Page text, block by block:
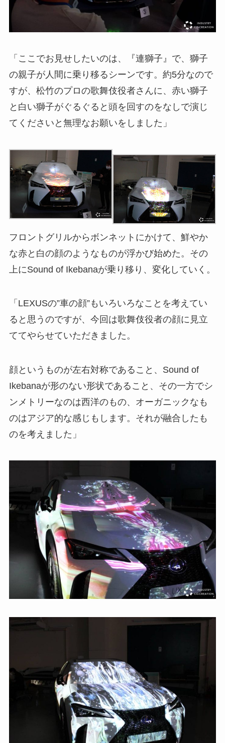
「ここでお見せしたいのは、『連獅子』で、獅子
の親子が人間に乗り移るシーンです。約5分なので
すが、松竹のプロの歌舞伎役者さんに、赤い獅子
と白い獅子がぐるぐると頭を回すのをなしで演じ
てくださいと無理なお願いをしました」
フロントグリルからボンネットにかけて、鮮やか
な赤と白の顔のようなものが浮かび始めた。その
上にSound of Ikebanaが乗り移り、変化していく。
「LEXUSの”車の顔”もいろいろなことを考えてい
ると思うのですが、今回は歌舞伎役者の顔に見立
ててやらせていただきました。
顔というものが左右対称であること、Sound of
Ikebanaが形のない形状であること、その一方でシ
ンメトリーなのは西洋のもの、オーガニックなも
のはアジア的な感じもします。それが融合したも
のを考えました」